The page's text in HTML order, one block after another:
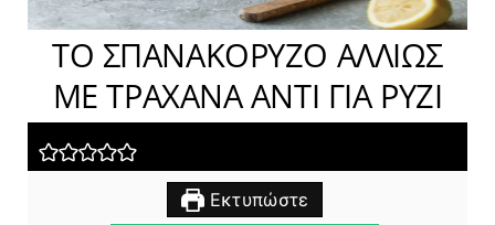
ΤΟ ΣΠΑΝΑΚΟΡΥΖΟ ΑΛΛΙΩΣ
ΜΕ ΤΡΑΧΑΝΑ ΑΝΤΙ ΓΙΑ ΡΥΖΙ
Εκτυπώστε